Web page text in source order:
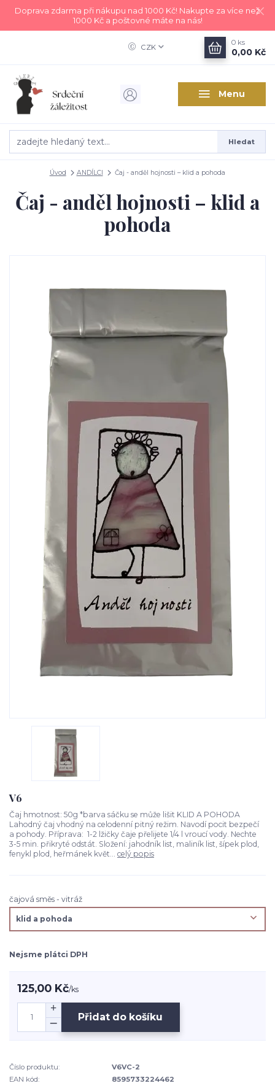
Doprava zdarma při nákupu nad 1000 Kč! Nakupte za více než
1000 Kč a poštovné máte na nás!
Menu
CZK
Hledat
0 ks
0,00 Kč
Úvod ANDÍLCI Čaj - anděl hojnosti – klid a pohoda
Čaj - anděl hojnosti – klid a
pohoda
V6
Čaj hmotnost: 50g *barva sáčku se může lišit KLID A POHODA
Lahodný čaj vhodný na celodenní pitný režim. Navodí pocit bezpečí
a pohody. Příprava: 1-2 lžičky čaje přelijete 1/4 l vroucí vody. Nechte
3-5 min. přikryté odstát. Složení: jahodník list, maliník list, šípek plod,
fenykl plod, heřmánek květ... celý popis
čajová směs - vitráž
Nejsme plátci DPH
125,00 Kč/ks
Přidat do košíku
Číslo produktu:
V6VC-2
EAN kód:
8595733224462